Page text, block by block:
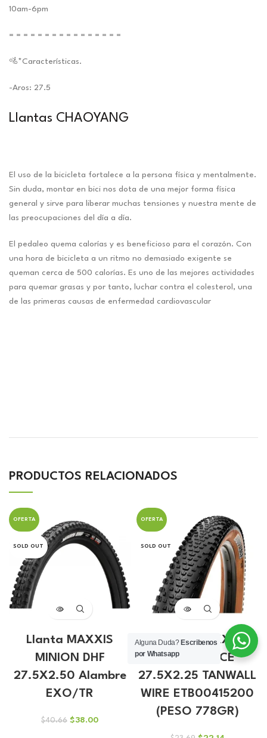
10am-6pm
= = = = = = = = = = = = = = = =
🚵*Características.
-Aros: 27.5
Llantas CHAOYANG
El uso de la bicicleta fortalece a la persona física y mentalmente.
Sin duda, montar en bici nos dota de una mejor forma física
general y sirve para liberar muchas tensiones y nuestra mente de
las preocupaciones del día a día.
El pedaleo quema calorías y es beneficioso para el corazón. Con
una hora de bicicleta a un ritmo no demasiado exigente se
queman cerca de 500 calorías. Es uno de las mejores actividades
para quemar grasas y por tanto, luchar contra el colesterol, una
de las primeras causas de enfermedad cardiovascular
PRODUCTOS RELACIONADOS
OFERTA
SOLD OUT
Llanta MAXXIS
MINION DHF
27.5X2.50 Alambre
EXO/TR
$40.66 El
$38.00El
OFERTA
SOLD OUT
Llanta MAXXIS
REKON RACE
27.5X2.25 TANWALL
WIRE ETB00415200
(PESO 778GR)
Alguna Duda? Escribenos
por Whatsapp